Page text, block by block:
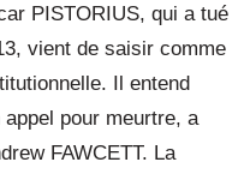
PISTORIUS, qui a tué
vient de saisir comme
Il entend
pour meurtre, a
FAWCETT. La